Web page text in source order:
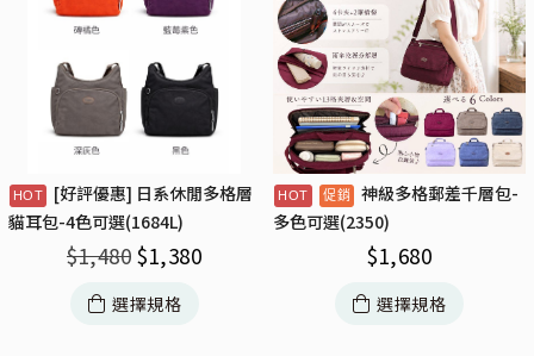
[好評優惠] 日系休閒多格層
貓耳包-4色可選(1684L)
$1,480 $1,380
選擇規格
神級多格郵差千層包-
多色可選(2350)
$1,680
選擇規格